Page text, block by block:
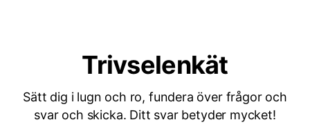
Trivselenkät
Sätt dig i lugn och ro, fundera över frågor och
svar och skicka. Ditt svar betyder mycket!